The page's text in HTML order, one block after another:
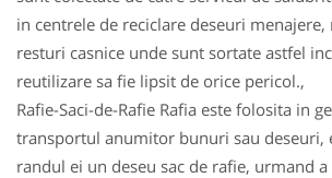
in centrele de reciclare deseuri
resturi casnice unde sunt sortate astfel
reutilizare sa fie lipsit de orice pericol.,
Rafie-Saci-de-Rafie Rafia este folosita in
transportul anumitor bunuri sau deseuri,
randul ei un deseu sac de rafie, urmand